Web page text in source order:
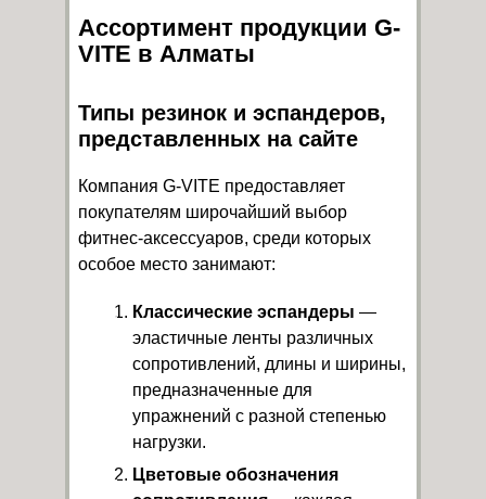
Ассортимент продукции G-
VITE в Алматы
Типы резинок и эспандеров,
представленных на сайте
Компания G-VITE предоставляет
покупателям широчайший выбор
фитнес-аксессуаров, среди которых
особое место занимают:
Классические эспандеры —
эластичные ленты различных
сопротивлений, длины и ширины,
предназначенные для
упражнений с разной степенью
нагрузки.
Цветовые обозначения